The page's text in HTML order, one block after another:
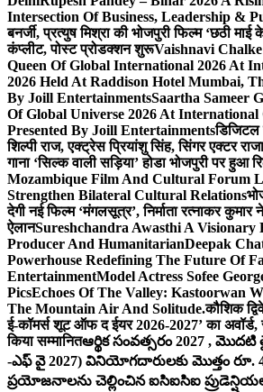
Intersection Of Business, Leadership &
बनर्जी, प्रत्युष मिश्रा की भोजपुरी फिल्म ‘छठी
कंप्लीट, पोस्ट प्रोडक्शन शुरूVaishnavi
Queen Of Global International 2026 At
2026 Held At Raddison Hotel Mumbai,
By Joill EntertainmentsSaartha Sameer
Of Global Universe 2026 At
Presented By Joill Entertainmentsडिजिटल
शिल्पी राज, एक्ट्रेस प्रियांशु सिंह, सिंगर एक्टर
गाना ‘सिल्क वाली सड़िया’ होडा भोजपुरी पर हुआ
Mozambique Film And Cultural Forum
Strengthen Bilateral Cultural Relations
देगी नई फिल्म ‘मंगलसूत्र’, निर्माता रत्नाकर कुमार
ऐलानSureshchandra Awasthi A Visionary
Producer And HumanitarianDeepak
Powerhouse Redefining The Future Of
EntertainmentModel Actress Sofee
PicsEchoes Of The Valley: Kastoorwan
The Mountain Air And Solitude.कौशिक
ई-कॉमर्स शूट ऑफ द ईयर 2026-2027’ का
किया सम्मानितఆర్థిక సంవత్సరం 2027 ,
-ఎఫ్ వై 2027) వినియోగదారులకు మొత్తం రూ.
ప్రయోజనాలను చెల్లించిన ఐసిఐసిఐ